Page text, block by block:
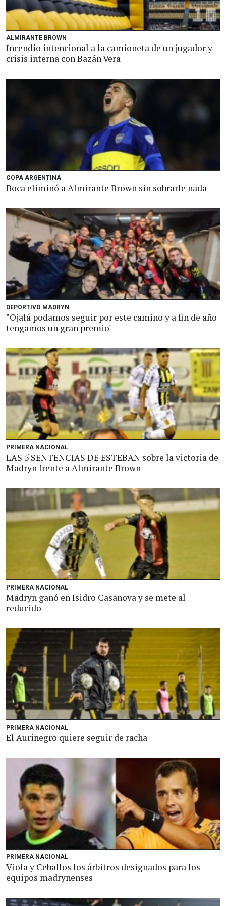
ALMIRANTE BROWN
Incendio intencional a la camioneta de un jugador y
crisis interna con Bazán Vera
COPA ARGENTINA
Boca eliminó a Almirante Brown sin sobrarle nada
DEPORTIVO MADRYN
"Ojalá podamos seguir por este camino y a fin de año
tengamos un gran premio"
PRIMERA NACIONAL
LAS 5 SENTENCIAS DE ESTEBAN sobre la victoria de
Madryn frente a Almirante Brown
PRIMERA NACIONAL
Madryn ganó en Isidro Casanova y se mete al
reducido
PRIMERA NACIONAL
El Aurinegro quiere seguir de racha
PRIMERA NACIONAL
Viola y Ceballos los árbitros designados para los
equipos madrynenses